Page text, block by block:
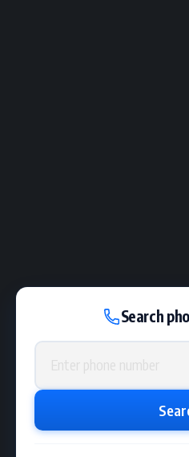
Search
Phone number